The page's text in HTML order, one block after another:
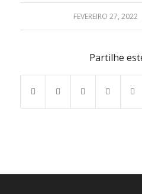
FEVEREIRO 27, 2022
/
Partilhe